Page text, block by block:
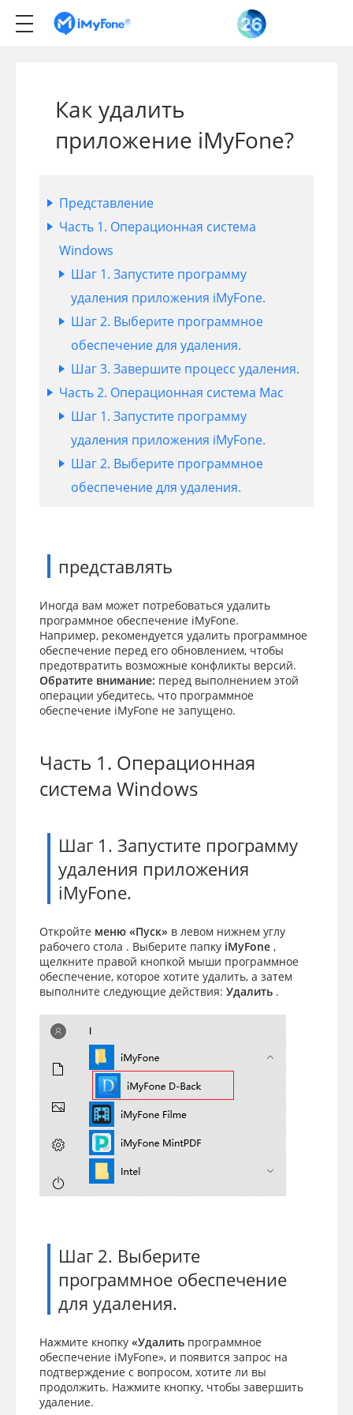
Как удалить
приложение iMyFone?
Представление
Часть 1. Операционная система
Windows
Шаг 1. Запустите программу
удаления приложения iMyFone.
Шаг 2. Выберите программное
обеспечение для удаления.
Шаг 3. Завершите процесс удаления.
Часть 2. Операционная система Mac
Шаг 1. Запустите программу
удаления приложения iMyFone.
Шаг 2. Выберите программное
обеспечение для удаления.
представлять
Иногда вам может потребоваться удалить
программное обеспечение iMyFone.
Например, рекомендуется удалить программное
обеспечение перед его обновлением, чтобы
предотвратить возможные конфликты версий.
Обратите внимание: перед выполнением этой
операции убедитесь, что программное
обеспечение iMyFone не запущено.
Часть 1. Операционная
система Windows
Шаг 1. Запустите программу
удаления приложения
iMyFone.
Откройте меню «Пуск» в левом нижнем углу
рабочего стола . Выберите папку iMyFone ,
щелкните правой кнопкой мыши программное
обеспечение, которое хотите удалить, а затем
выполните следующие действия: Удалить .
Шаг 2. Выберите
программное обеспечение
для удаления.
Нажмите кнопку «Удалить программное
обеспечение iMyFone», и появится запрос на
подтверждение с вопросом, хотите ли вы
продолжить. Нажмите кнопку, чтобы завершить
удаление.